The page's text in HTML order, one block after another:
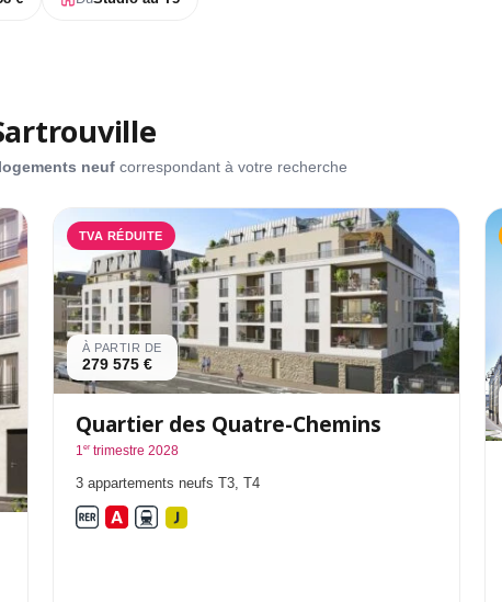
neuf correspondant à votre recherche
TVA RÉDUITE
À PARTIR DE
279 575 €
Quartier des Quatre-Chemins
1ertrimestre 2028
3 appartements neufs T3, T4